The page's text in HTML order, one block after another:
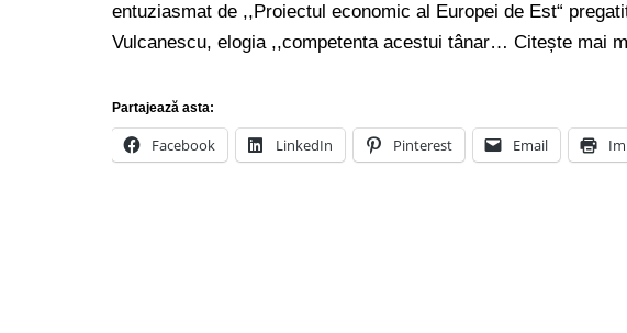
entuziasmat de ,,Proiectul economic al Europei de Est“
Vulcanescu, elogia ,,competenta acestui tânar… Citește mai
Partajează asta:
Facebook LinkedIn Pinterest Email